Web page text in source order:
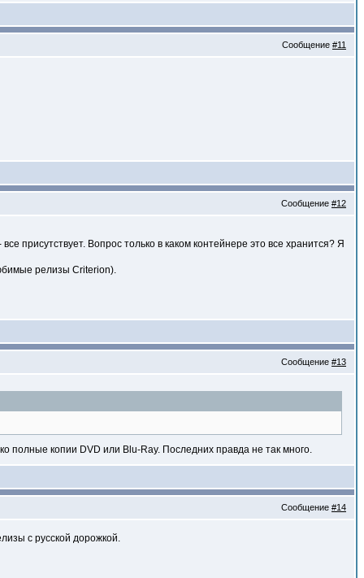
Сообщение #11
Сообщение #12
Вопрос только в каком контейнере это все хранится? Я
релизы Criterion).
Сообщение #13
полные копии DVD или Blu-Ray. Последних правда не так много.
Сообщение #14
с русской дорожкой.